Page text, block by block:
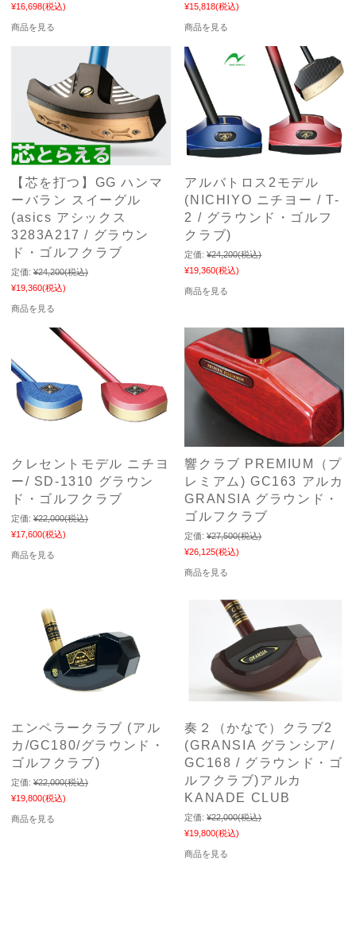
¥16,698(税込)
商品を見る
¥15,818(税込)
商品を見る
【芯を打つ】GG ハンマ
ーバラン スイーグル
(asics アシックス
3283A217 / グラウン
ド・ゴルフクラブ
定価: ¥24,200(税込)
¥19,360(税込)
商品を見る
アルバトロス2モデル
(NICHIYO ニチヨー / T-
2 / グラウンド・ゴルフ
クラブ)
定価: ¥24,200(税込)
¥19,360(税込)
商品を見る
クレセントモデル ニチヨ
ー/ SD-1310 グラウン
ド・ゴルフクラブ
定価: ¥22,000(税込)
¥17,600(税込)
商品を見る
響クラブ PREMIUM（プ
レミアム) GC163 アルカ
GRANSIA グラウンド・
ゴルフクラブ
定価: ¥27,500(税込)
¥26,125(税込)
商品を見る
エンペラークラブ (アル
カ/GC180/グラウンド・
ゴルフクラブ)
定価: ¥22,000(税込)
¥19,800(税込)
商品を見る
奏２（かなで）クラブ2
(GRANSIA グランシア/
GC168 / グラウンド・ゴ
ルフクラブ)アルカ
KANADE CLUB
定価: ¥22,000(税込)
¥19,800(税込)
商品を見る